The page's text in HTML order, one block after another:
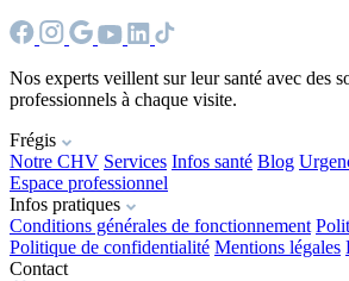
Nos experts veillent sur leur santé avec des
professionnels à chaque visite.
Frégis
Notre CHV Services Infos santé Blog
Espace professionnel
Infos pratiques
Conditions générales de fonctionnement
Politique de confidentialité Mentions légales
Contact